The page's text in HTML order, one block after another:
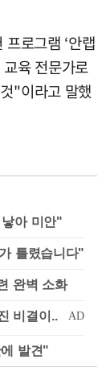
로그램 ‘안랩
육 전문가로
"이라고 말했
아 미안"
틀렸습니다"
완벽 소화
발견"